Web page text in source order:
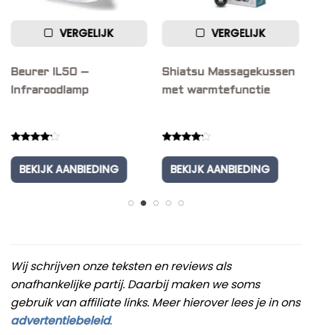
VERGELIJK
Beurer IL50 –
Infraroodlamp
4.00
out of 5
BEKIJK AANBIEDING
VERGELIJK
Shiatsu Massagekussen
met warmtefunctie
4.00
out of 5
BEKIJK AANBIEDING
Wij schrijven onze teksten en reviews als
onafhankelijke partij. Daarbij maken we soms
gebruik van affiliate links. Meer hierover lees je in ons
advertentiebeleid.